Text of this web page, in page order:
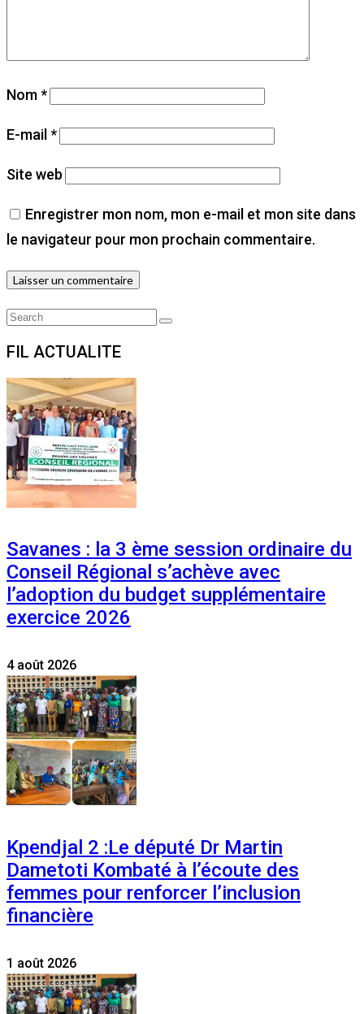
Nom*
E-mail*
Site web
Enregistrer mon nom, mon e-mail et mon site dans
le navigateur pour mon prochain commentaire.
Search
Search
FIL ACTUALITE
Savanes : la 3 ème session ordinaire du
Conseil Régional s’achève avec
l’adoption du budget supplémentaire
exercice 2026
4 août 2026
Kpendjal 2 :Le député Dr Martin
Dametoti Kombaté à l’écoute des
femmes pour renforcer l’inclusion
financière
1 août 2026